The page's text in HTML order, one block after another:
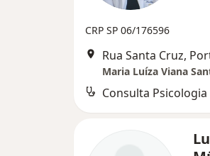
CRP SP 06/176596
Rua Santa Cruz,
Maria Luíza Viana
Consulta Psicologia